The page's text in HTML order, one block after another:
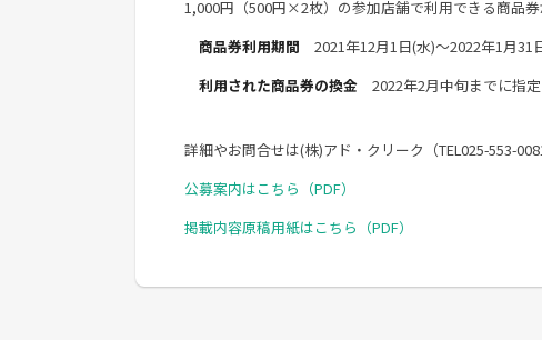
1,000円（500円×2枚）の参加店舗で利用できる商品券
商品券利用期間 2021年12月1日(水)～2022年1月31
利用された商品券の換金 2022年2月中旬までに指
詳細やお問合せは(株)アド・クリーク（TEL025-553-
公募案内はこちら（PDF）
掲載内容原稿用紙はこちら（PDF）